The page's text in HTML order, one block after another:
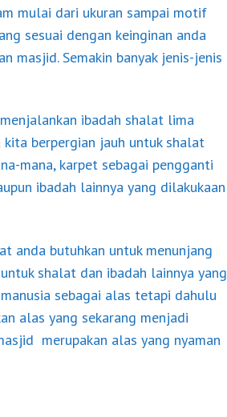
mulai dari ukuran sampai motif
sesuai dengan keinginan anda
masjid. Semakin banyak jenis-jenis
ibadah shalat lima
berpergian jauh untuk shalat
mana, karpet sebagai pengganti
ibadah lainnya yang dilakukaan
anda butuhkan untuk menunjang
shalat dan ibadah lainnya yang
sebagai alas tetapi dahulu
alas yang sekarang menjadi
merupakan alas yang nyaman